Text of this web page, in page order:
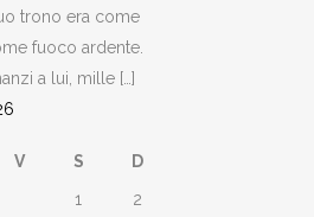
trono era come
fuoco ardente.
a lui, mille […]
V S
D
1
2